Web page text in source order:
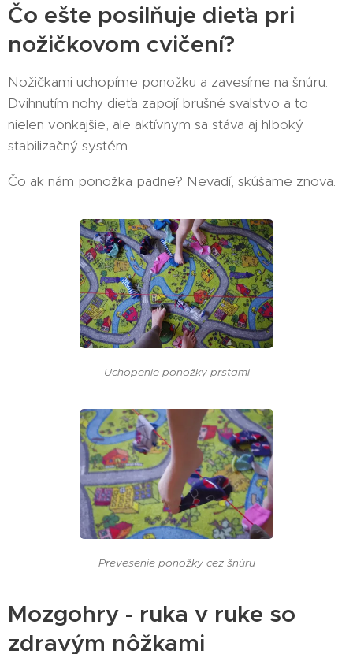
Čo ešte posilňuje dieťa pri
nožičkovom cvičení?
Nožičkami uchopíme ponožku a zavesíme na šnúru.
Dvihnutím nohy dieťa zapojí brušné svalstvo a to
nielen vonkajšie, ale aktívnym sa stáva aj hlboký
stabilizačný systém.
Čo ak nám ponožka padne? Nevadí, skúšame znova.
Uchopenie ponožky prstami
Prevesenie ponožky cez šnúru
Mozgohry - ruka v ruke so
zdravým nôžkami